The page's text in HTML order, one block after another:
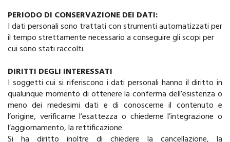
PERIODO DI CONSERVAZIONE DEI DATI:
I dati personali sono trattati con strumenti automatizzati per
il tempo strettamente necessario a conseguire gli scopi per
cui sono stati raccolti.
DIRITTI DEGLI INTERESSATI
I soggetti cui si riferiscono i dati personali hanno il diritto in
qualunque momento di ottenere la conferma dell’esistenza o
meno dei medesimi dati e di conoscerne il contenuto e
l’origine, verificarne l’esattezza o chiederne l’integrazione o
l’aggiornamento, la rettificazione